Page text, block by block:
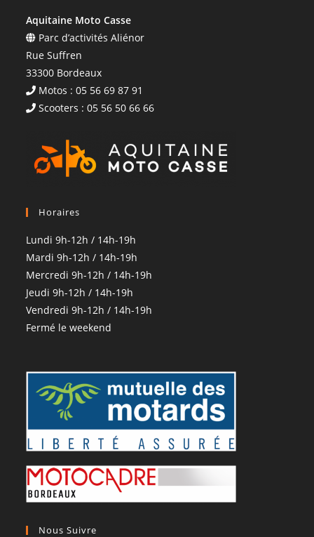
Aquitaine Moto Casse
Parc d’activités Aliénor
Rue Suffren
33300 Bordeaux
Motos : 05 56 69 87 91
Scooters : 05 56 50 66 66
Horaires
Lundi 9h-12h / 14h-19h
Mardi 9h-12h / 14h-19h
Mercredi 9h-12h / 14h-19h
Jeudi 9h-12h / 14h-19h
Vendredi 9h-12h / 14h-19h
Fermé le weekend
Nous Suivre